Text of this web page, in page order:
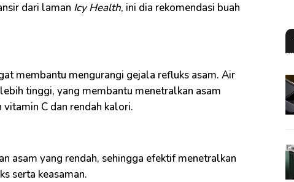
dari laman Icy Health, ini dia rekomendasi buah
membantu mengurangi gejala refluks asam. Air
tinggi, yang membantu menetralkan asam
C dan rendah kalori.
asam yang rendah, sehingga efektif menetralkan
serta keasaman.